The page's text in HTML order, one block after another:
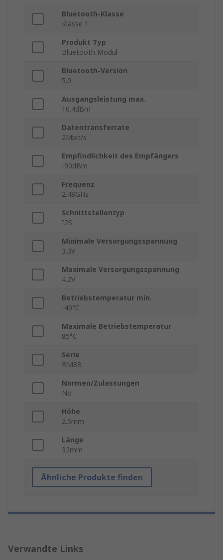
Bluetooth-Klasse
Klasse 1
Produkt Typ
Bluetooth Modul
Bluetooth-Version
5.0
Ausgangsleistung max.
10.4dBm
Datentransferrate
2Mbit/s
Empfindlichkeit des Empfängers
-90dBm
Frequenz
2.48GHz
Schnittstellentyp
I2S
Minimale Versorgungsspannung
3.3V
Maximale Versorgungsspannung
4.2V
Betriebstemperatur min.
-40°C
Maximale Betriebstemperatur
85°C
Serie
BM83
Normen/Zulassungen
No
Höhe
2.5mm
Länge
32mm
Ähnliche Produkte finden
Verwandte Links